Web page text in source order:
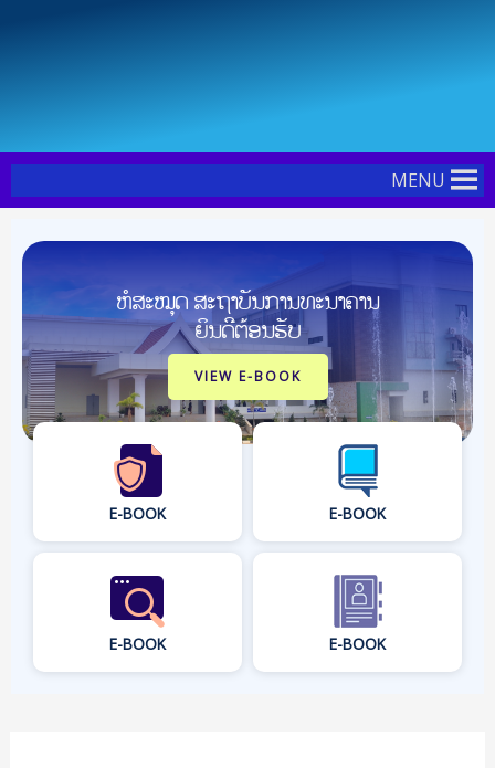
MENU
ຫໍສະໝຸດ ສະຖາບັນການທະນາຄານ
ຍິນດີຕ້ອນຮັບ
VIEW E-BOOK
E-BOOK E-BOOK
E-BOOK E-BOOK